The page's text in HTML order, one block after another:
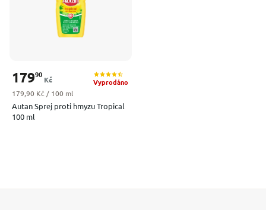
Autan Sprej proti hmyzu Tropical
100 ml
Vyprodáno
17990
Kč
Měrná cena:
179,90 Kč / 100 ml